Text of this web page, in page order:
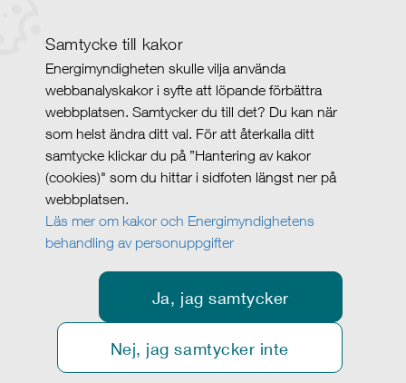
Samtycke till kakor
Energimyndigheten skulle vilja använda
webbanalyskakor i syfte att löpande förbättra
webbplatsen. Samtycker du till det? Du kan när
som helst ändra ditt val. För att återkalla ditt
samtycke klickar du på ”Hantering av kakor
(cookies)" som du hittar i sidfoten längst ner på
webbplatsen.
Läs mer om kakor och Energimyndighetens
behandling av personuppgifter
Ja, jag samtycker
Nej, jag samtycker inte